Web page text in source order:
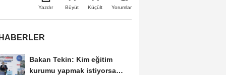
Yazdır Büyüt Küçült Yorumlar
Bakan Tekin: Kim eğitim
kurumu yapmak istiyorsa